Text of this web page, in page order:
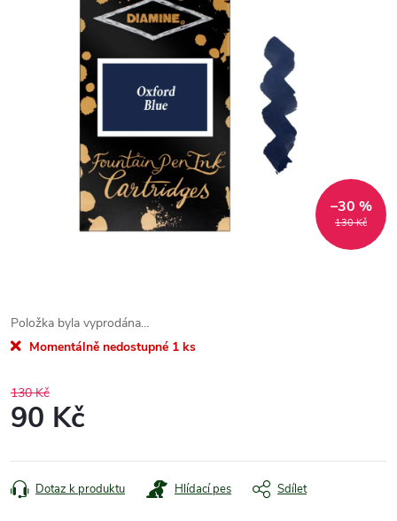
130 Kč
–30 %
Položka byla vyprodána…
Momentálně nedostupné 1 ks
130 Kč
90 Kč
cena:
Dotaz k produktu Hlídací pes Sdílet